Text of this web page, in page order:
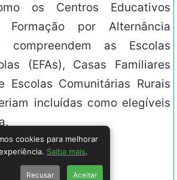
os Centros Educativos
Formação por Alternância
compreendem as Escolas
(EFAs), Casas Familiares
Escolas Comunitárias Rurais
incluídas como elegíveis
cookies para melhorar
Saiba mais.
Recusar Aceitar